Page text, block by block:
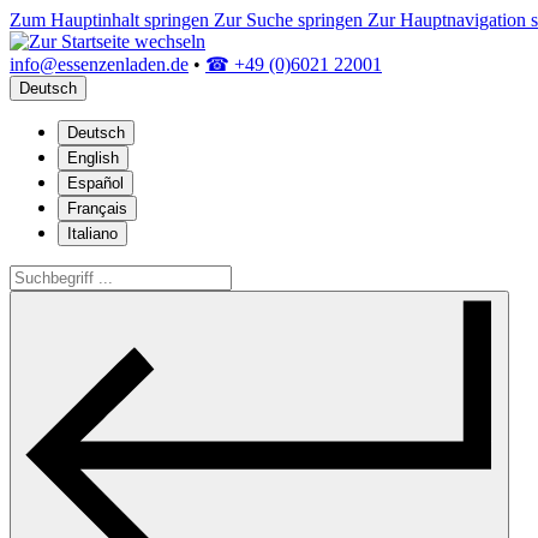
Zum Hauptinhalt springen Zur Suche springen Zur Hauptnavigation
info@essenzenladen.de • ☎ +49 (0)6021 22001
Deutsch
Deutsch
English
Español
Français
Italiano